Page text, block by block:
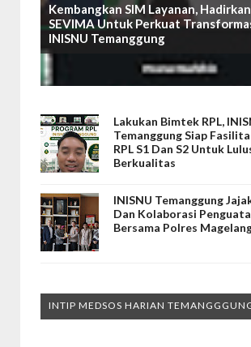
Kembangkan SIM Layanan,
SEVIMA Untuk Perkuat
INISNU Temanggung
Lakukan Bimtek RPL,
Temanggung Siap
RPL S1 Dan S2 Untuk
Berkualitas
INISNU Temanggung
Dan Kolaborasi
Bersama Polres
INTIP MEDSOS HARIAN